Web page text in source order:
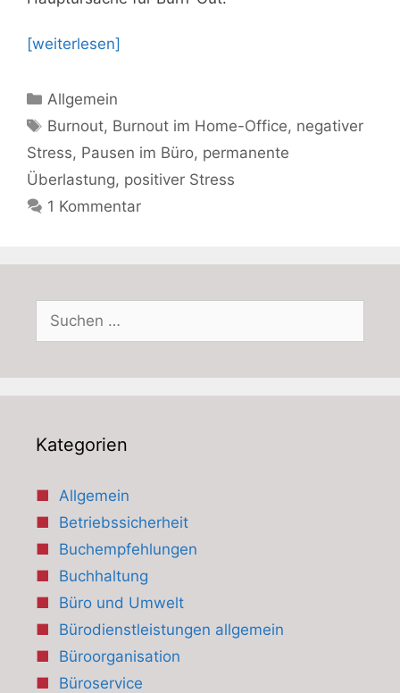
[weiterlesen]
Kategorien
Allgemein
Schlagwörter
Burnout, Burnout im Home-Office, negativer
Stress, Pausen im Büro, permanente
Überlastung, positiver Stress
1 Kommentar
nach:
Kategorien
Allgemein
Betriebssicherheit
Buchempfehlungen
Buchhaltung
Büro und Umwelt
Bürodienstleistungen allgemein
Büroorganisation
Büroservice